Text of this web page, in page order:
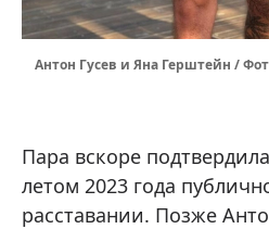
Антон Гусев и Яна Герштейн /
Пара вскоре
летом 2023 года
расставании. Позже